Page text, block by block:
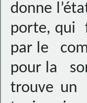
donne
porte, qui
par le
pour la
trouve un